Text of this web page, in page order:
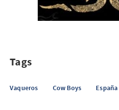
Tags
Vaqueros Cow Boys España